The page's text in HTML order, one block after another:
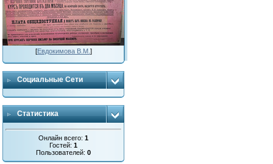
[Евдокимова В.М. ]
Социальные Сети
Статистика
Онлайн всего:1
Гостей:1
Пользователей:0